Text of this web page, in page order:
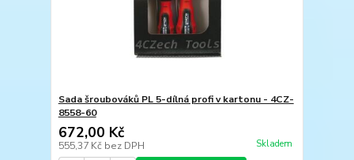
Sada šroubováků PL 5-dílná profi v kartonu - 4CZ-
8558-60
672,00 Kč
555,37 Kč bez DPH Skladem